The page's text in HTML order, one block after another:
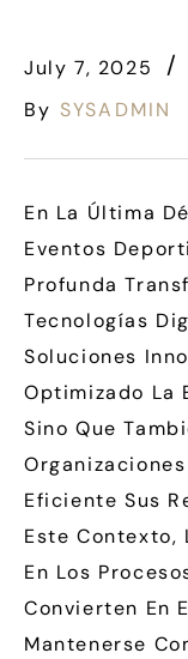
July 7, 2025
By SYSADMIN
En La Última
Eventos
Profunda
Tecnologías
Soluciones
Optimizado La
Sino Que
Eficiente Sus
Este Contexto,
En Los
Convierten En
Mantenerse